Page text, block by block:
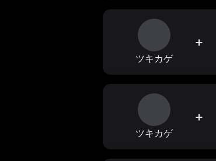
ツキカゲ
+
ツキカゲ
+